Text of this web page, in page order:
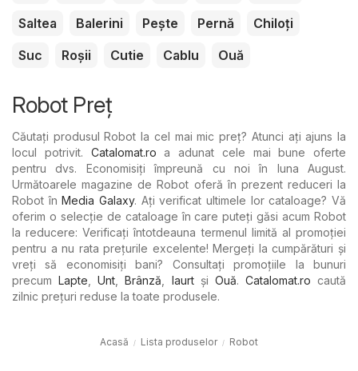
Saltea
Balerini Pește Pernă
Chiloți
Suc
Roșii Cutie Cablu Ouă
Robot Preț
Căutați produsul Robot la cel mai mic preț? Atunci ați ajuns la
locul potrivit. Catalomat.ro a adunat cele mai bune oferte
pentru dvs. Economisiți împreună cu noi în luna August.
Următoarele magazine de Robot oferă în prezent reduceri la
Robot înMedia Galaxy. Ați verificat ultimele lor cataloage? Vă
oferim o selecție de cataloage în care puteți găsi acum Robot
la reducere: Verificați întotdeauna termenul limită al promoției
pentru a nu rata prețurile excelente! Mergeți la cumpărături și
vreți să economisiți bani? Consultați promoțiile la bunuri
precumLapte ,Unt ,Brânză Iaurtşi Ouă. Catalomat.ro caută
zilnic prețuri reduse la toate produsele.
Acasă Lista produselor Robot